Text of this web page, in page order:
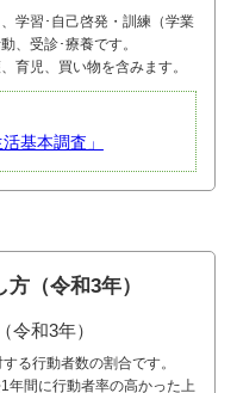
学習･自己啓発・訓練（学業
、受診･療養です。
育児、買い物を含みます。
基本調査」
（令和3年）
る行動者数の割合です。
年間に行動者率の高かった上